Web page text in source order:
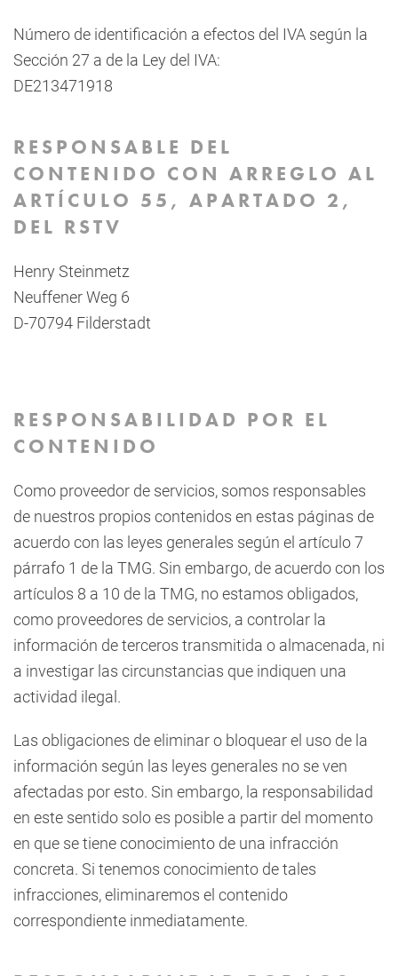
Número de identificación a efectos del IVA según la
Sección 27 a de la Ley del IVA:
DE213471918
RESPONSABLE DEL
CONTENIDO CON ARREGLO AL
ARTÍCULO 55, APARTADO 2,
DEL RSTV
Henry Steinmetz
Neuffener Weg 6
D-70794 Filderstadt
RESPONSABILIDAD POR EL
CONTENIDO
Como proveedor de servicios, somos responsables
de nuestros propios contenidos en estas páginas de
acuerdo con las leyes generales según el artículo 7
párrafo 1 de la TMG. Sin embargo, de acuerdo con los
artículos 8 a 10 de la TMG, no estamos obligados,
como proveedores de servicios, a controlar la
información de terceros transmitida o almacenada, ni
a investigar las circunstancias que indiquen una
actividad ilegal.
Las obligaciones de eliminar o bloquear el uso de la
información según las leyes generales no se ven
afectadas por esto. Sin embargo, la responsabilidad
en este sentido solo es posible a partir del momento
en que se tiene conocimiento de una infracción
concreta. Si tenemos conocimiento de tales
infracciones, eliminaremos el contenido
correspondiente inmediatamente.